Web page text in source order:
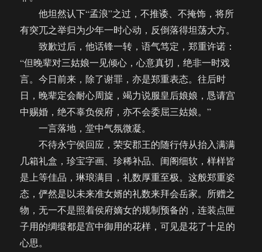
他坦然认下“孟浪”之过，不推诿、不掩饰，将所
有突兀之举归为少年一时心动，反倒落得坦荡大方。
致歉过后，他话锋一转，语气笃定，郑重许诺：
“但晚辈对三姑娘一见倾心，心意真切，绝非一时戏
言。今日前来，除了谢罪，亦是郑重表态。往后时
日，晚辈定会耐心周旋，竭力说服皇后娘娘，恳请宫
中赐婚，绝不辜负侯府，亦不会委屈三姑娘。”
一言落地，堂中气氛微凝。
不待永宁侯回应，荣安郡王的随行侍从抬入满满
几箱礼盒，珍宝字画、珍稀补品、闺阁细软，样样皆
是上等佳品，琳琅满目，礼数厚重至极。这般郑重姿
态，俨然是以未来准女婿的礼数来拜会岳家。所赠之
物，无一不是照着侯府嫡女的规制预备的，连装点匣
子用的绸缎都是宫中御用的花样，可见是花了十足的
心思。